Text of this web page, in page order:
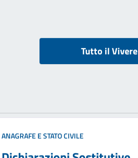
Tutto il Vivere
ANAGRAFE E STATO CIVILE